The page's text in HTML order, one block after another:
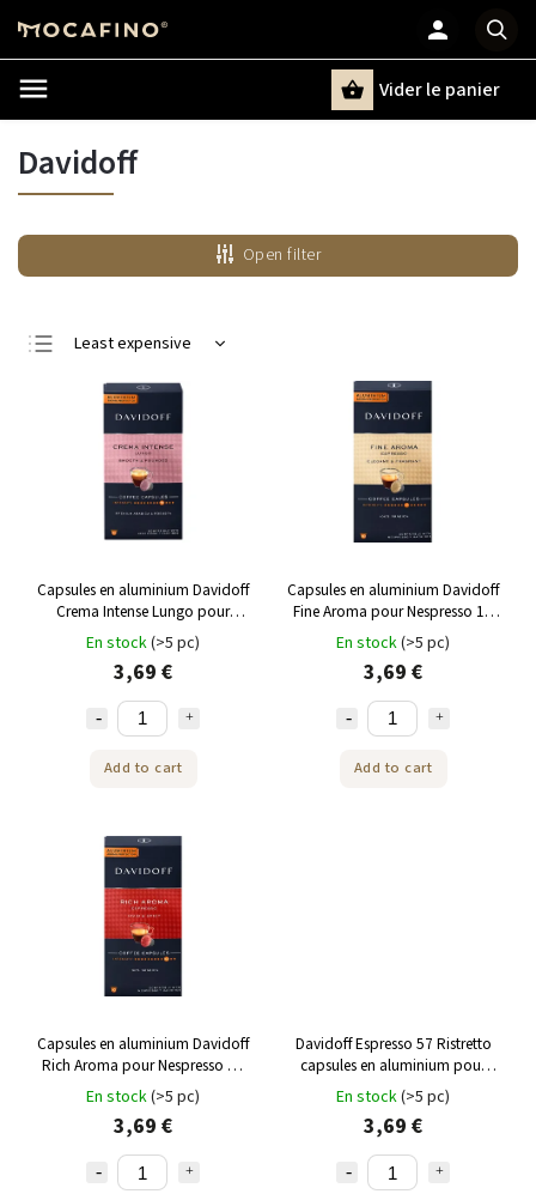
Chercher
Vider le panier
Davidoff
Open filter
Least expensive
Most expensive
Bestsellers
Alphabetically
Capsules en aluminium Davidoff
Crema Intense Lungo pour
Nespresso 10 pièces
En stock(>5 pc)
3,69 €
Add to cart
Capsules en aluminium Davidoff
Fine Aroma pour Nespresso 10
pièces
En stock(>5 pc)
3,69 €
Add to cart
Capsules en aluminium Davidoff
Rich Aroma pour Nespresso 10
pièces
En stock(>5 pc)
3,69 €
Davidoff Espresso 57 Ristretto
capsules en aluminium pour
Nespresso 10 pièces
En stock(>5 pc)
3,69 €